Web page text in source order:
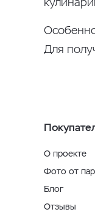
Для
О проекте
Фото от
Блог
Отзывы